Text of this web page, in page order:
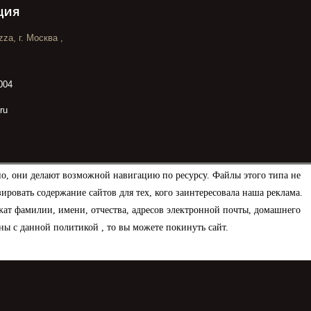
они делают возможной навигацию по ресурсу. Файлы этого типа не
содержание сайтов для тех, кого заинтересовала наша реклама.
фамилии, имени, отчества, адресов электронной почты, домашнего
с данной политикой , то вы можете покинуть сайт.
г. Москва ,